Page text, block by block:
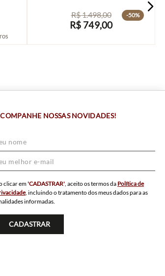
R$1.498,00 -50%
R$ 749,00
AVISE-ME
NOSSAS NOVIDADES!
clicar em'CADASTRAR', aceito os termos da Política de
, incluindo o tratamento dos meus dados para as
informadas.
CADASTRAR